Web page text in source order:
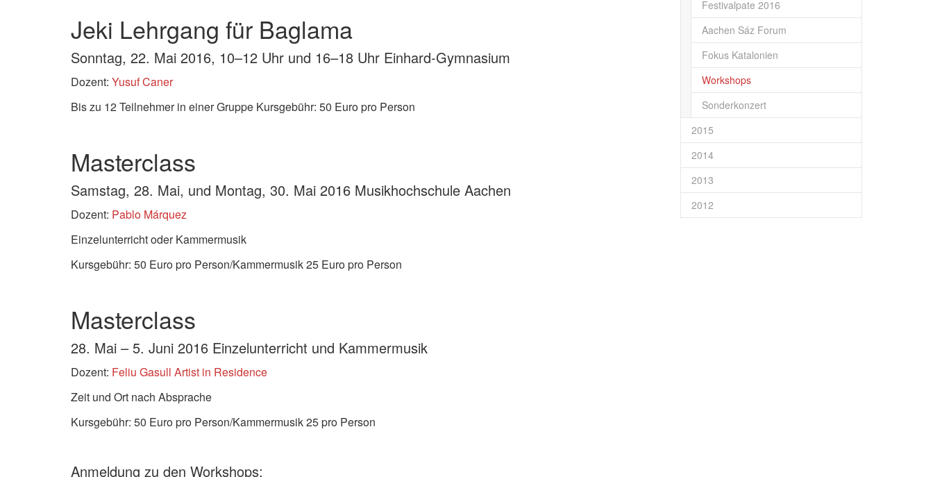
Jeki Lehrgang für Baglama
Sonntag, 22. Mai 2016, 10–12 Uhr und 16–18 Uhr Einhard-Gymnasium
Dozent: Yusuf Caner
Bis zu 12 Teilnehmer in einer Gruppe Kursgebühr: 50 Euro pro Person
Masterclass
Samstag, 28. Mai, und Montag, 30. Mai 2016 Musikhochschule Aachen
Dozent: Pablo Márquez
Einzelunterricht oder Kammermusik
Kursgebühr: 50 Euro pro Person/Kammermusik 25 Euro pro Person
Masterclass
28. Mai – 5. Juni 2016 Einzelunterricht und Kammermusik
Dozent: Feliu Gasull Artist in Residence
Zeit und Ort nach Absprache
Kursgebühr: 50 Euro pro Person/Kammermusik 25 pro Person
Anmeldung zu den Workshops:
Festivalpate 2016
Aachen Sáz Forum
Fokus Katalonien
Workshops
Sonderkonzert
2015
2014
2013
2012